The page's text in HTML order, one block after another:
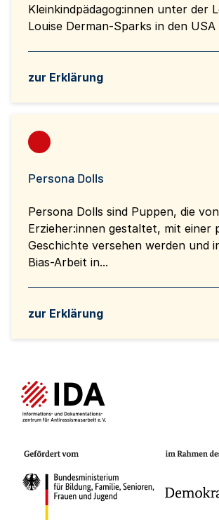
Kleinkindpädagog:innen unter der
Louise Derman-Sparks in den
zur Erklärung
Persona Dolls
Persona Dolls sind Puppen, die von
Erzieher:innen gestaltet, mit einer
Geschichte versehen werden und
Bias-Arbeit in...
zur Erklärung